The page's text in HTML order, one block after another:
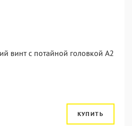
винт с потайной головкой А2
КУПИТЬ